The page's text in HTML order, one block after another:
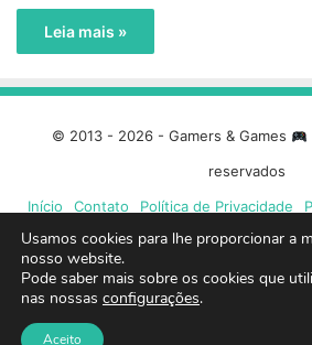
Leia mais »
© 2013 - 2026 - Gamers & Games
reservados
Início
Contato Política de Privacidade
Facebook
X
Usamos cookies para lhe proporcionar a
nosso website.
Pode saber mais sobre os cookies que
nas nossas configurações.
Aceito